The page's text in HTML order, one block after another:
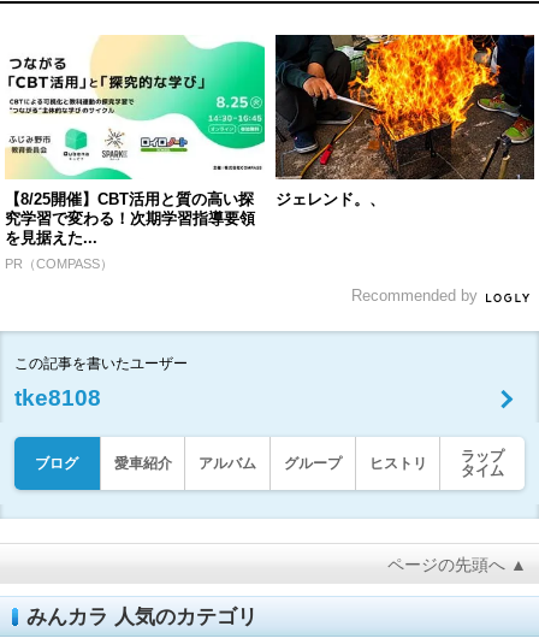
【8/25開催】CBT活用と質の高い探
究学習で変わる！次期学習指導要領
を見据えた...
PR（COMPASS）
ジェレンド。、
Recommended by
この記事を書いたユーザー
tke8108
ブログ 愛車紹介 アルバム グループ ヒストリ
ラップ
タイム
ページの先頭へ ▲
みんカラ 人気のカテゴリ